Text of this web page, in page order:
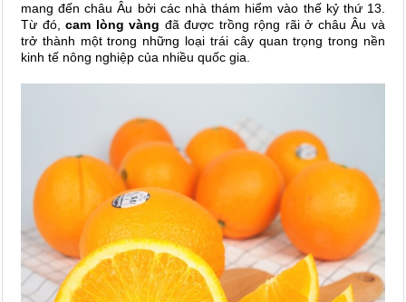
mang đến châu Âu bởi các nhà thám hiểm vào thế kỷ thứ 13.
Từ đó,cam lòng vàng đã được trồng rộng rãi ở châu Âu và
trở thành một trong những loại trái cây quan trọng trong nền
kinh tế nông nghiệp của nhiều quốc gia.